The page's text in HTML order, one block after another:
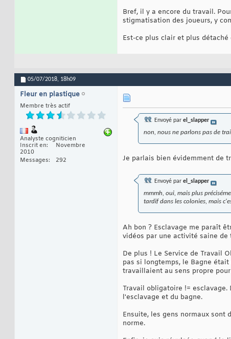
Bref, il y a encore du travail.
stigmatisation des joueurs, y
Est-ce plus clair et plus
05/07/2018, 18h09
Fleur en plastique
Membre très actif
Analyste cogniticien
Inscrit en
Novembre
2010
Messages
292
Envoyé par el_slapper
non, nous ne parlons pas de
Je parlais bien évidemment de
Envoyé par el_slapper
mmmh, oui, mais plus
tardif dans les colonies, mais
Ah bon ? Esclavage me paraît
vidéos par une activité saine de
De plus ! Le Service de Travail
pas si longtemps, le Bagne
travaillaient au sens propre
Travail obligatoire !=
l'esclavage et du bagne.
Ensuite, les gens normaux sont
norme.